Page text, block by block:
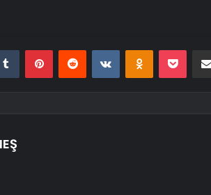
Tumblr PinterestReddit VKontakteOdnoklassniki
Pocket